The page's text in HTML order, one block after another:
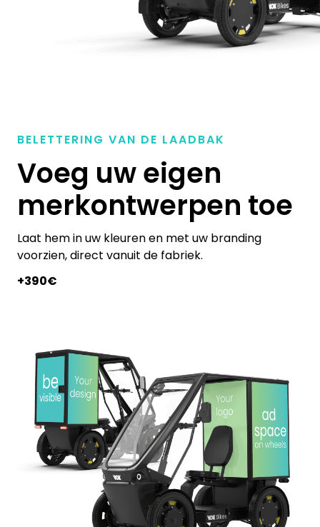
BELETTERING VAN DE LAADBAK
Voeg uw eigen
merkontwerpen toe
Laat hem in uw kleuren en met uw branding
voorzien, direct vanuit de fabriek.
+390€